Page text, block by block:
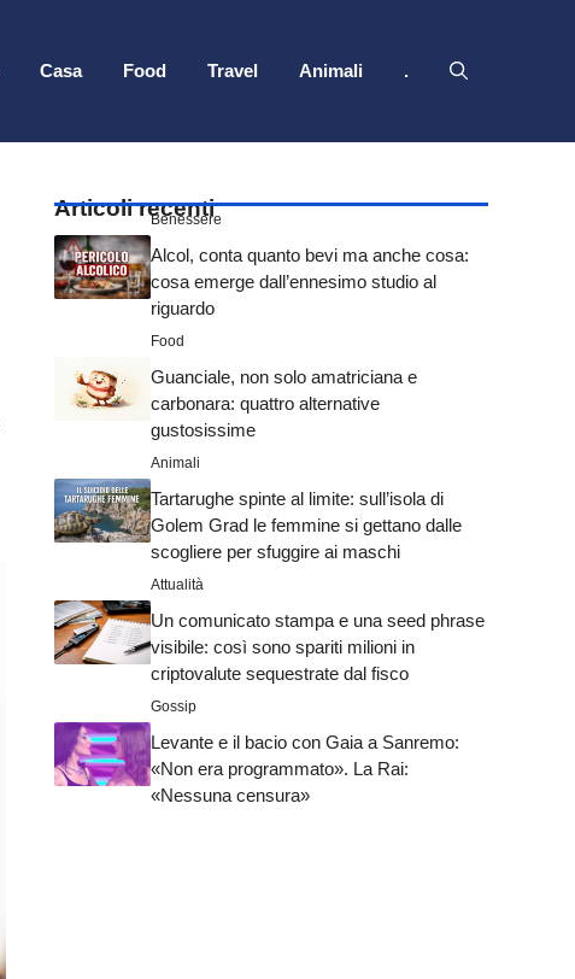
Casa Food Travel Animali .
Articoli recenti
Benessere
Alcol, conta quanto bevi ma anche cosa:
cosa emerge dall’ennesimo studio al
riguardo
Food
Guanciale, non solo amatriciana e
carbonara: quattro alternative
gustosissime
Animali
Tartarughe spinte al limite: sull’isola di
Golem Grad le femmine si gettano dalle
scogliere per sfuggire ai maschi
Attualità
Un comunicato stampa e una seed phrase
visibile: così sono spariti milioni in
criptovalute sequestrate dal fisco
Gossip
Levante e il bacio con Gaia a Sanremo:
«Non era programmato». La Rai:
«Nessuna censura»